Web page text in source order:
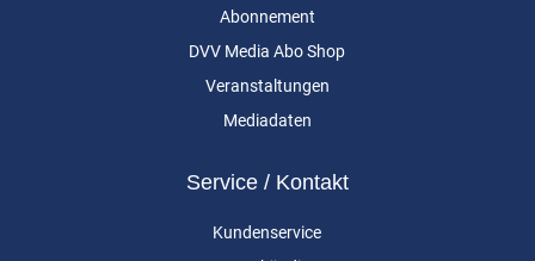
Abonnement
DVV Media Abo Shop
Veranstaltungen
Mediadaten
Service / Kontakt
Kundenservice